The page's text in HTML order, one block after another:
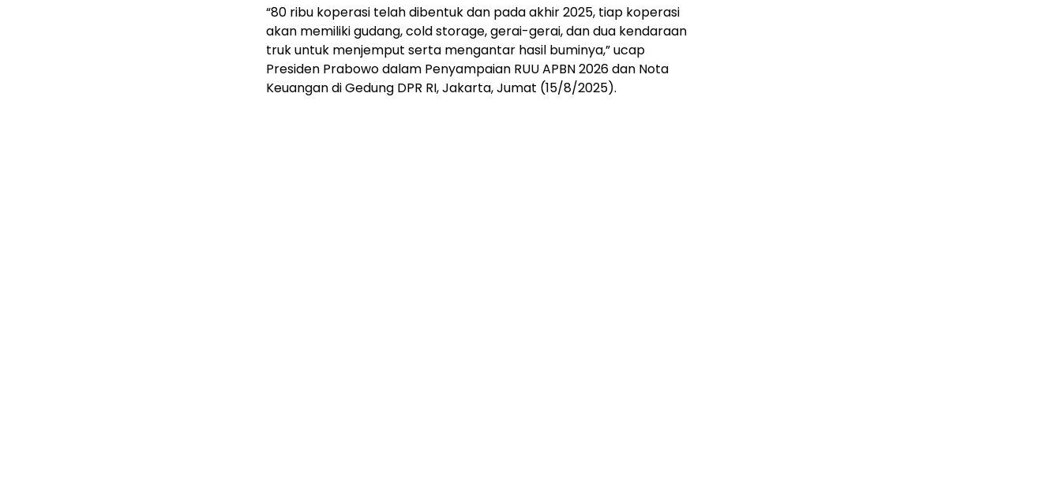
“80 ribu koperasi telah dibentuk dan pada akhir 2025, tiap koperasi
akan memiliki gudang, cold storage, gerai-gerai, dan dua kendaraan
truk untuk menjemput serta mengantar hasil buminya,” ucap
Presiden Prabowo dalam Penyampaian RUU APBN 2026 dan Nota
Keuangan di Gedung DPR RI, Jakarta, Jumat (15/8/2025).